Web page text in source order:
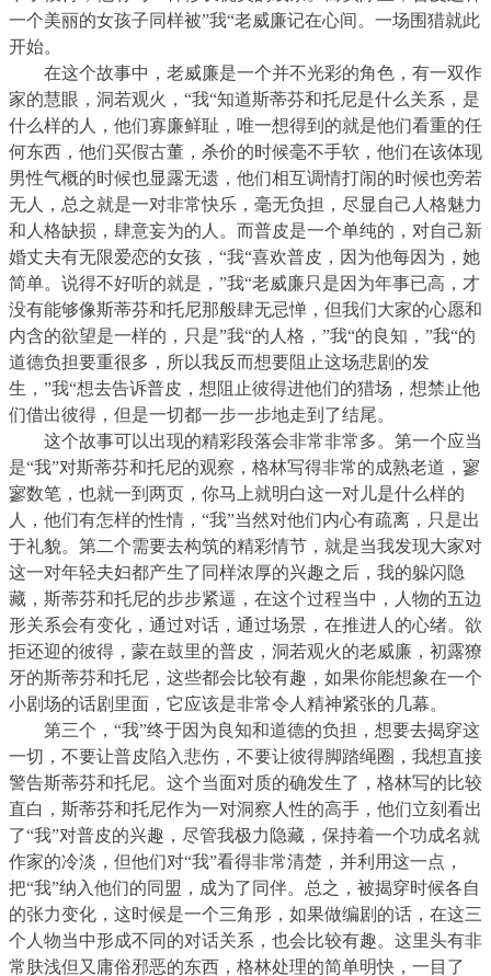
一个美丽的女孩子同样被”我“老威廉记在心间。一场围猎就此
开始。
在这个故事中，老威廉是一个并不光彩的角色，有一双作
家的慧眼，洞若观火，“我“知道斯蒂芬和托尼是什么关系，是
什么样的人，他们寡廉鲜耻，唯一想得到的就是他们看重的任
何东西，他们买假古董，杀价的时候毫不手软，他们在该体现
男性气概的时候也显露无遗，他们相互调情打闹的时候也旁若
无人，总之就是一对非常快乐，毫无负担，尽显自己人格魅力
和人格缺损，肆意妄为的人。而普皮是一个单纯的，对自己新
婚丈夫有无限爱恋的女孩，“我“喜欢普皮，因为他每因为，她
简单。说得不好听的就是，”我“老威廉只是因为年事已高，才
没有能够像斯蒂芬和托尼那般肆无忌惮，但我们大家的心愿和
内含的欲望是一样的，只是”我“的人格，”我“的良知，”我“的
道德负担要重很多，所以我反而想要阻止这场悲剧的发
生，”我“想去告诉普皮，想阻止彼得进他们的猎场，想禁止他
们借出彼得，但是一切都一步一步地走到了结尾。
这个故事可以出现的精彩段落会非常非常多。第一个应当
是“我”对斯蒂芬和托尼的观察，格林写得非常的成熟老道，寥
寥数笔，也就一到两页，你马上就明白这一对儿是什么样的
人，他们有怎样的性情，“我”当然对他们内心有疏离，只是出
于礼貌。第二个需要去构筑的精彩情节，就是当我发现大家对
这一对年轻夫妇都产生了同样浓厚的兴趣之后，我的躲闪隐
藏，斯蒂芬和托尼的步步紧逼，在这个过程当中，人物的五边
形关系会有变化，通过对话，通过场景，在推进人的心绪。欲
拒还迎的彼得，蒙在鼓里的普皮，洞若观火的老威廉，初露獠
牙的斯蒂芬和托尼，这些都会比较有趣，如果你能想象在一个
小剧场的话剧里面，它应该是非常令人精神紧张的几幕。
第三个，“我”终于因为良知和道德的负担，想要去揭穿这
一切，不要让普皮陷入悲伤，不要让彼得脚踏绳圈，我想直接
警告斯蒂芬和托尼。这个当面对质的确发生了，格林写的比较
直白，斯蒂芬和托尼作为一对洞察人性的高手，他们立刻看出
了“我”对普皮的兴趣，尽管我极力隐藏，保持着一个功成名就
作家的冷淡，但他们对“我”看得非常清楚，并利用这一点，
把“我”纳入他们的同盟，成为了同伴。总之，被揭穿时候各自
的张力变化，这时候是一个三角形，如果做编剧的话，在这三
个人物当中形成不同的对话关系，也会比较有趣。这里头有非
常肤浅但又庸俗邪恶的东西，格林处理的简单明快，一目了